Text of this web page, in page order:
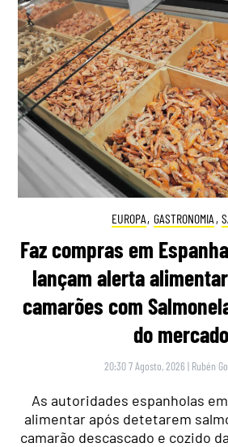
EUROPA, GASTRONOMIA ,
Faz compras em
lançam alerta
camarões com
do mercado
20:30 7 Agosto, 2026 | Rubén
As autoridades espanholas
alimentar após detetarem
camarão descascado e cozido